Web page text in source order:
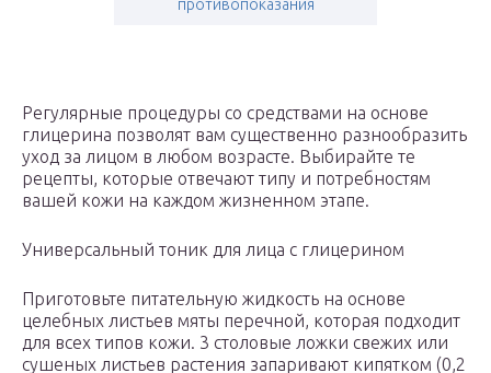
противопоказания
Регулярные процедуры со средствами на основе
глицерина позволят вам существенно разнообразить
уход за лицом в любом возрасте. Выбирайте те
рецепты, которые отвечают типу и потребностям
вашей кожи на каждом жизненном этапе.
Универсальный тоник для лица с глицерином
Приготовьте питательную жидкость на основе
целебных листьев мяты перечной, которая подходит
для всех типов кожи. 3 столовые ложки свежих или
сушеных листьев растения запаривают кипятком (0,2